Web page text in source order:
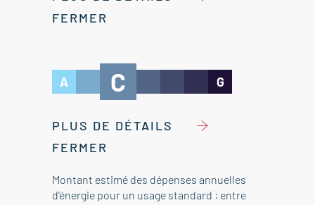
FERMER
A C G
PLUS DE DÉTAILS
FERMER
Montant estimé des dépenses annuelles
d'énergie pour un usage standard : entre